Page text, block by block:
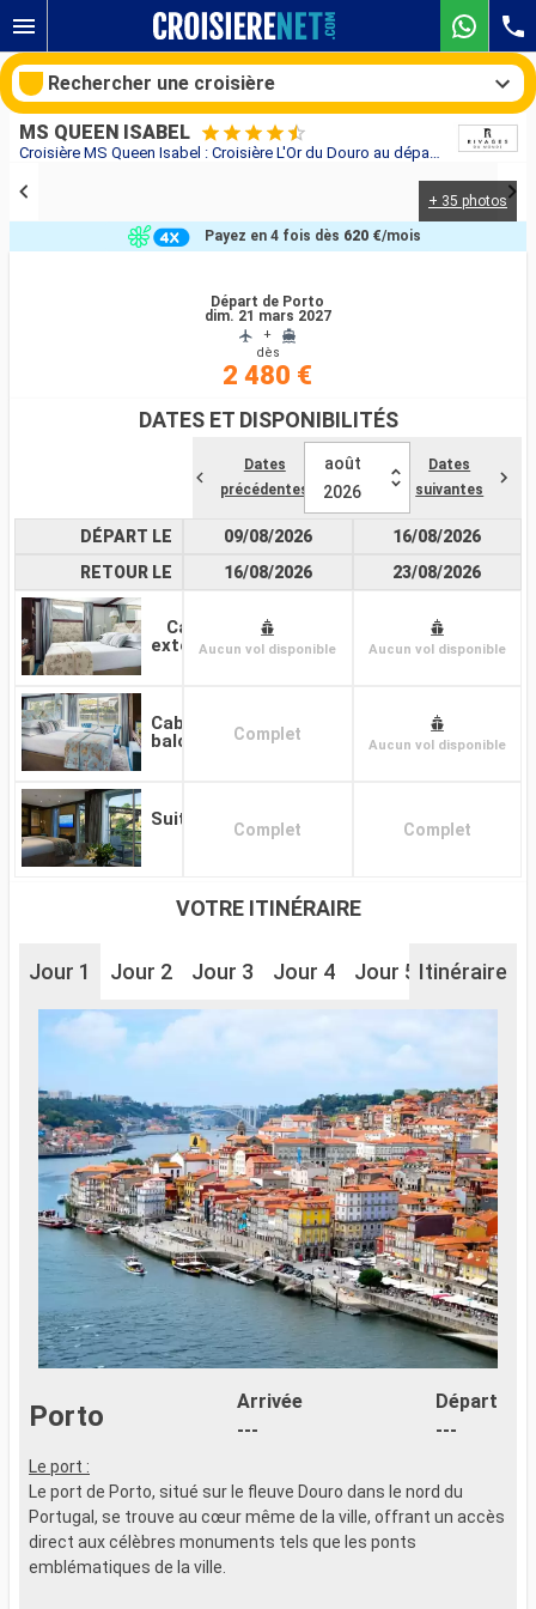
Croisière MS Queen Isabel : Croisière L'Or du Douro au départ de Porto
MS QUEEN ISABEL
+ 35 photos
Départ de Porto
dim. 21 mars 2027
+
dès
2 480 €
Payez en 4 fois dès 620 €/mois
DATES ET DISPONIBILITÉS
Dates
précédentes
août
2026
Dates
suivantes
DÉPART LE
RETOUR LE
Cabine
extérieure
Cabine
balcon
Suite
09/08/2026
16/08/2026
Aucun vol disponible
Complet
Complet
16/08/2026
23/08/2026
Aucun vol disponible
Aucun vol disponible
Complet
VOTRE ITINÉRAIRE
Jour 1 Jour 2 Jour 3 Jour 4 Jour 5 Jour 6
Itinéraire
Porto
Arrivée
---
Départ
---
Le port :
Le port de Porto, situé sur le fleuve Douro dans le nord du
Portugal, se trouve au cœur même de la ville, offrant un accès
direct aux célèbres monuments tels que les ponts
emblématiques de la ville.
Rechercher une croisière
Compagnies
Rechercher